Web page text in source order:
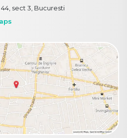
sect 3, Bucuresti